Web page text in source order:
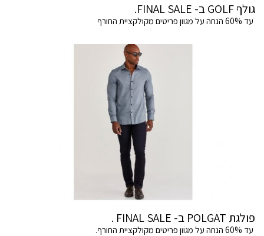
גולף GOLF ב- FINAL SALE.
עד 60% הנחה על מגוון פריטים מקולקציית החורף
פולגת POLGAT ב- FINAL SALE .
עד 60% הנחה על מגוון פריטים מקולקציית החורף.